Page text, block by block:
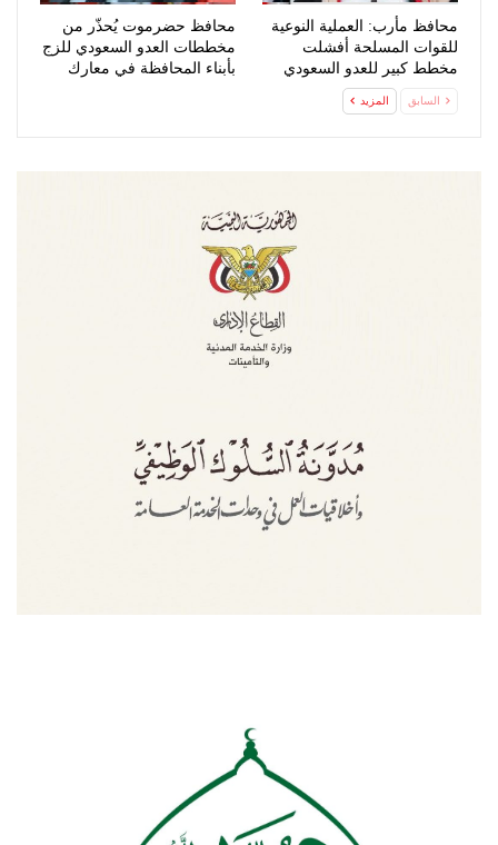
محافظ مأرب: العملية النوعية
للقوات المسلحة أفشلت
مخطط كبير للعدو السعودي
محافظ حضرموت يُحذّر من
مخططات العدو السعودي للزج
بأبناء المحافظة في معارك
السابق المزيد